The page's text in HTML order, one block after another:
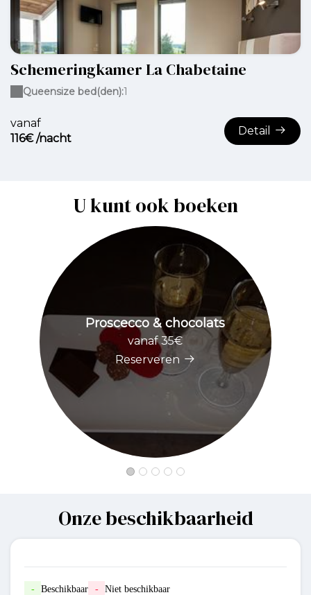
Schemeringkamer La Chabetaine
vanaf
116€ /nacht
Detail
Queensize bed(den):1
U kunt ook boeken
Proscecco & chocolats
vanaf 35€
Reserveren
Onze beschikbaarheid
- Beschikbaar - Niet beschikbaar